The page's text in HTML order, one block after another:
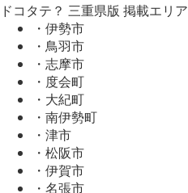
ドコタテ？ 三重県版 掲載エリア
・伊勢市
・鳥羽市
・志摩市
・度会町
・大紀町
・南伊勢町
・津市
・松阪市
・伊賀市
・名張市